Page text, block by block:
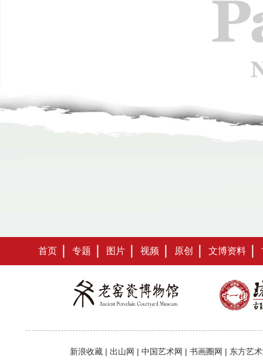
首页 专题 图片 视频 原创 文博资料
新浪收藏 | 出山网 | 中国艺术网 | 书画圈网 | 东方艺